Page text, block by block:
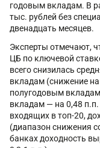
годовым вкладам. В
тыс. рублей без
двенадцать месяцев.
Эксперты отмечают,
ЦБ по ключевой
всего снизилась
вкладам (снижение
полугодовым
вкладам — на 0,48 п.п.
входящих в топ-20,
(диапазон снижения
банках доходность